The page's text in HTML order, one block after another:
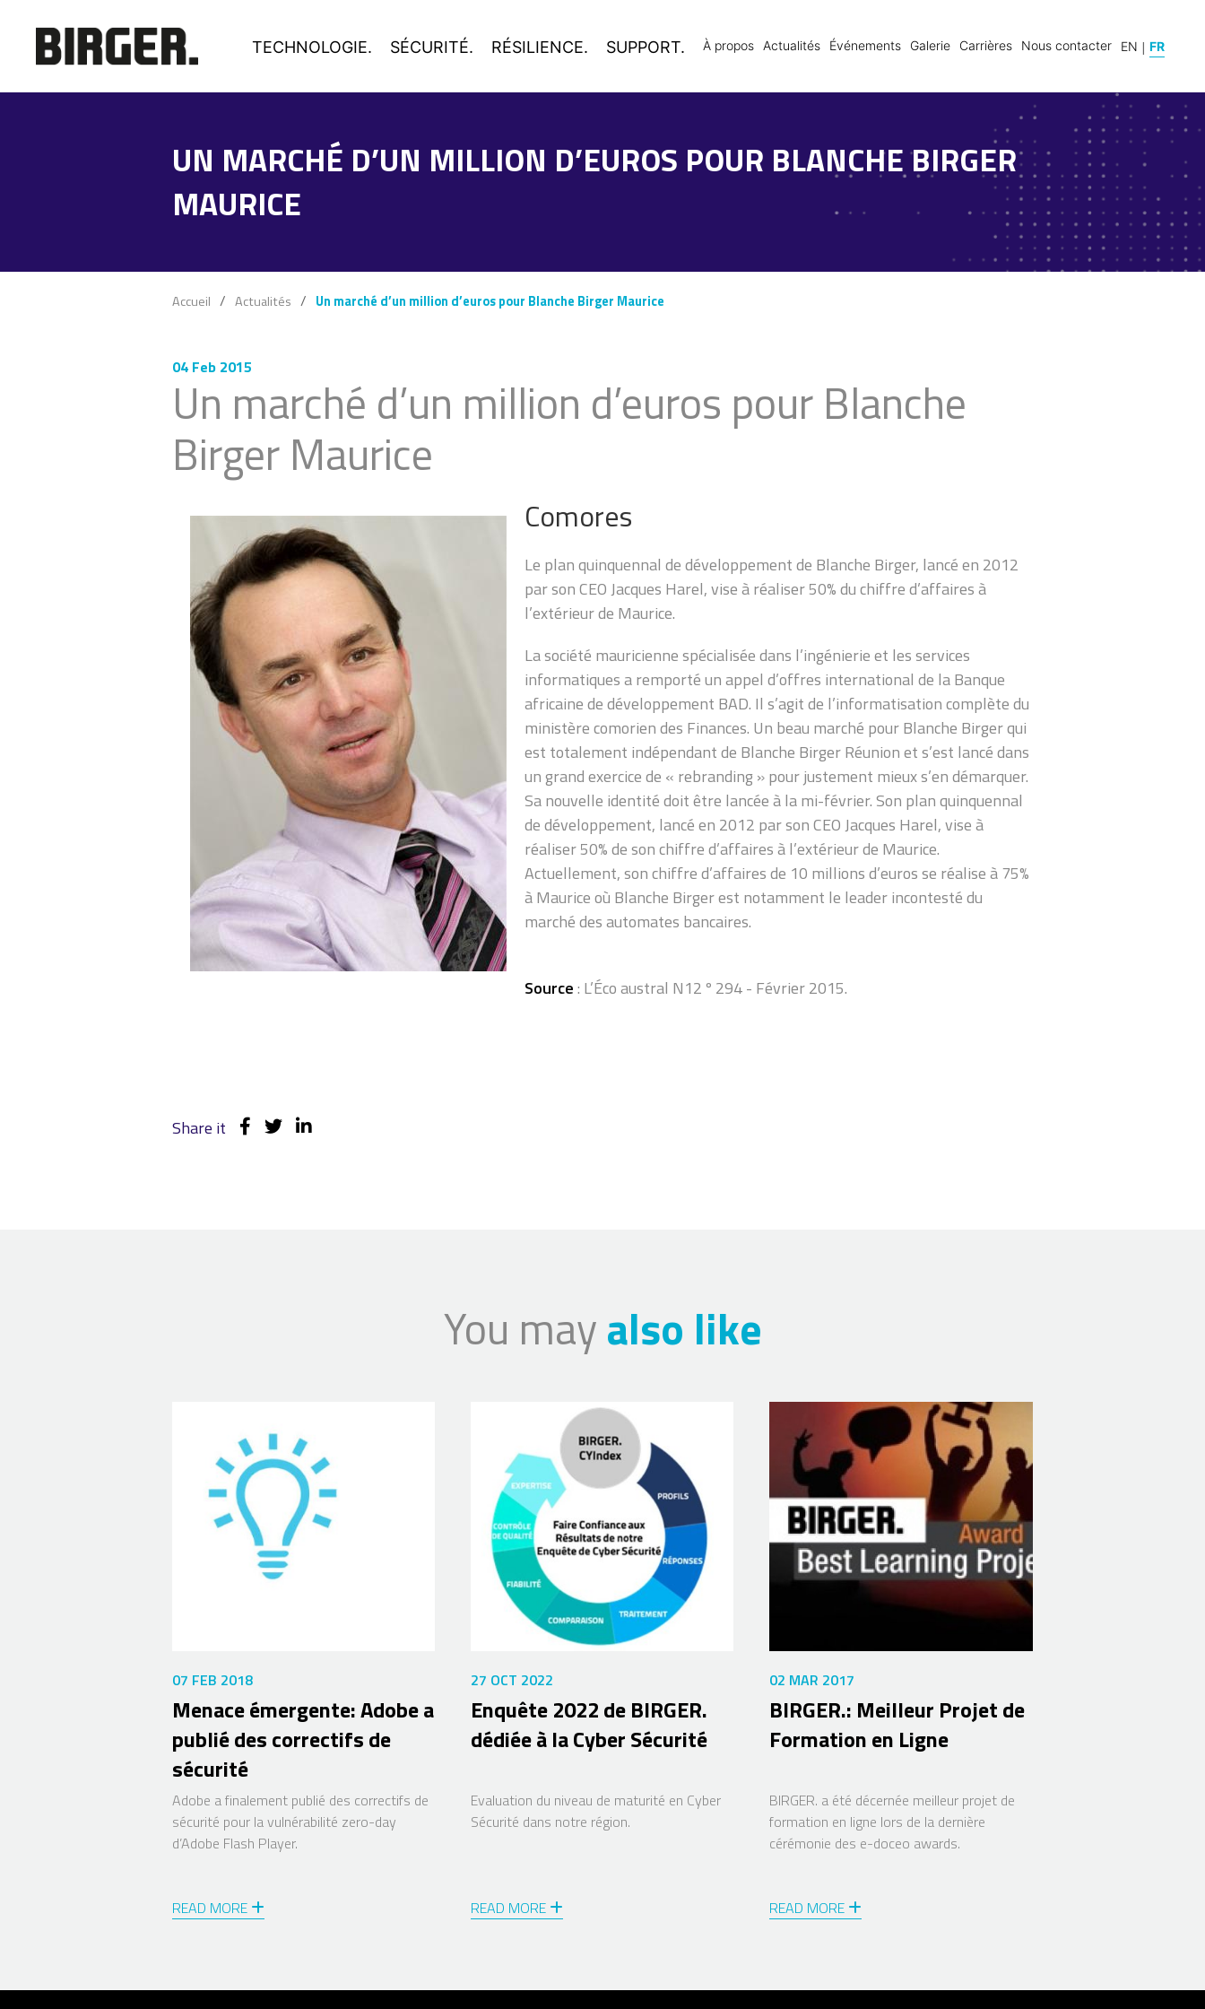
TECHNOLOGIE. SÉCURITÉ. RÉSILIENCE. SUPPORT. À propos Actualités Événements Galerie Carrières Nous contacter EN | FR
UN MARCHÉ D’UN MILLION D’EUROS POUR BLANCHE BIRGER
MAURICE
Accueil Actualités Un marché d’un million d’euros pour Blanche Birger Maurice
04 Feb 2015
Un marché d’un million d’euros pour Blanche
Birger Maurice
Comores
Le plan quinquennal de développement de Blanche Birger, lancé en 2012
par son CEO Jacques Harel, vise à réaliser 50% du chiffre d’affaires à
l’extérieur de Maurice.
La société mauricienne spécialisée dans l’ingénierie et les services
informatiques a remporté un appel d’offres international de la Banque
africaine de développement BAD. Il s’agit de l’informatisation complète du
ministère comorien des Finances. Un beau marché pour Blanche Birger qui
est totalement indépendant de Blanche Birger Réunion et s’est lancé dans
un grand exercice de « rebranding » pour justement mieux s’en démarquer.
Sa nouvelle identité doit être lancée à la mi-février. Son plan quinquennal
de développement, lancé en 2012 par son CEO Jacques Harel, vise à
réaliser 50% de son chiffre d’affaires à l’extérieur de Maurice.
Actuellement, son chiffre d’affaires de 10 millions d’euros se réalise à 75%
à Maurice où Blanche Birger est notamment le leader incontesté du
marché des automates bancaires.
Source: L’Éco austral N12 º 294 - Février 2015.
Share it
You mayalso like
07 FEB 2018
Menace émergente: Adobe a
publié des correctifs de
sécurité
Adobe a finalement publié des correctifs de
sécurité pour la vulnérabilité zero-day
d’Adobe Flash Player.
READ MORE
27 OCT 2022
Enquête 2022 de BIRGER.
dédiée à la Cyber Sécurité
Evaluation du niveau de maturité en Cyber
Sécurité dans notre région.
READ MORE
02 MAR 2017
BIRGER.: Meilleur Projet de
Formation en Ligne
BIRGER. a été décernée meilleur projet de
formation en ligne lors de la dernière
cérémonie des e-doceo awards.
READ MORE